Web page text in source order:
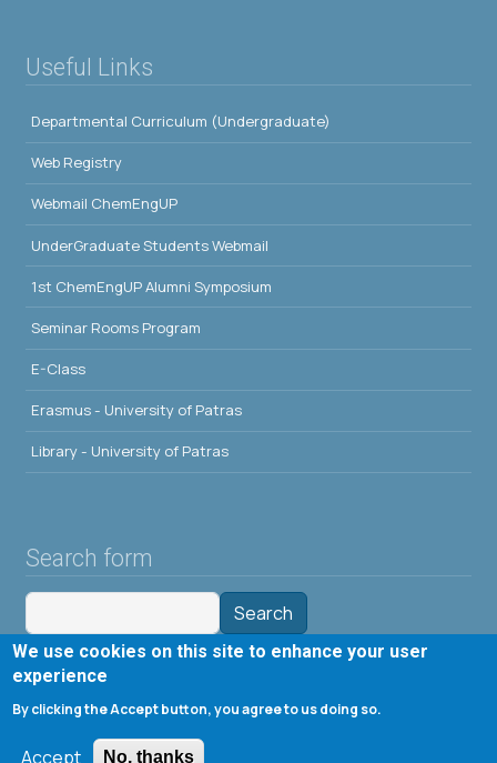
Useful Links
Departmental Curriculum (Undergraduate)
Web Registry
Webmail ChemEngUP
UnderGraduate Students Webmail
1st ChemEngUP Alumni Symposium
Seminar Rooms Program
E-Class
Erasmus - University of Patras
Library - University of Patras
Search form
Search
Tools
We use cookies on this site to enhance your user
experience
By clicking the Accept button, you agree to us doing so.
Accept No, thanks